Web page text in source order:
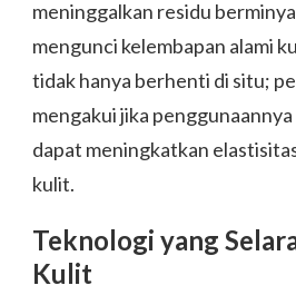
meninggalkan residu
mengunci kelembapan alami
tidak hanya berhenti di situ;
mengakui jika
dapat meningkatkan
kulit.
Teknologi yang
Kulit